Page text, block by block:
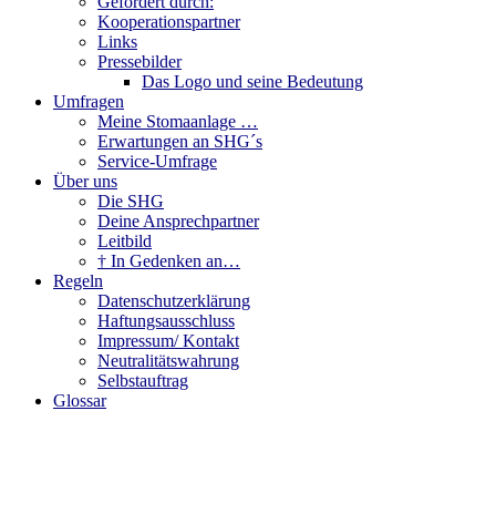
Kooperationspartner
Links
Pressebilder
Das Logo und seine Bedeutung
Umfragen
Meine Stomaanlage …
Erwartungen an SHG´s
Service-Umfrage
Über uns
Die SHG
Deine Ansprechpartner
Leitbild
† In Gedenken an…
Regeln
Datenschutzerklärung
Haftungsausschluss
Impressum/ Kontakt
Neutralitätswahrung
Selbstauftrag
Glossar